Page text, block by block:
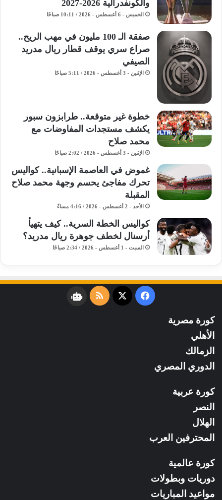
والكونفدرالية 2026-2027
الخميس - 6 أغسطس - 2026 / 10:11 صباحًا
صفقة الـ 100 مليون في مهب الريح..
صراع سري يوقف قطار ريال مدريد
الصيفي
الإثنين - 3 أغسطس - 2026 / 5:11 صباحًا
خطوة غير متوقعة.. طرابزون سبور
يكشف مستجدات المفاوضات مع
محمد صلاح
الإثنين - 3 أغسطس - 2026 / 2:02 صباحًا
غموض في العاصمة الإسبانية.. كواليس
تحرك مفاجئ يحسم وجهة محمد صلاح
المقبلة
الأحد - 2 أغسطس - 2026 / 4:16 مساءً
كواليس الخطة السرية.. كيف يتهيأ
أرسنال لخطف جوهرة ريال مدريد؟
السبت - 1 أغسطس - 2026 / 2:34 صباحًا
فيسبوك
‫X
ملخصنبض
كورة مصرية
الأهلي
الزمالك
الدوري المصري
كورة عربية
النصر
الهلال
المحترفين العرب
كورة عالمية
دوريات وبطولات
مواعيد المباريات